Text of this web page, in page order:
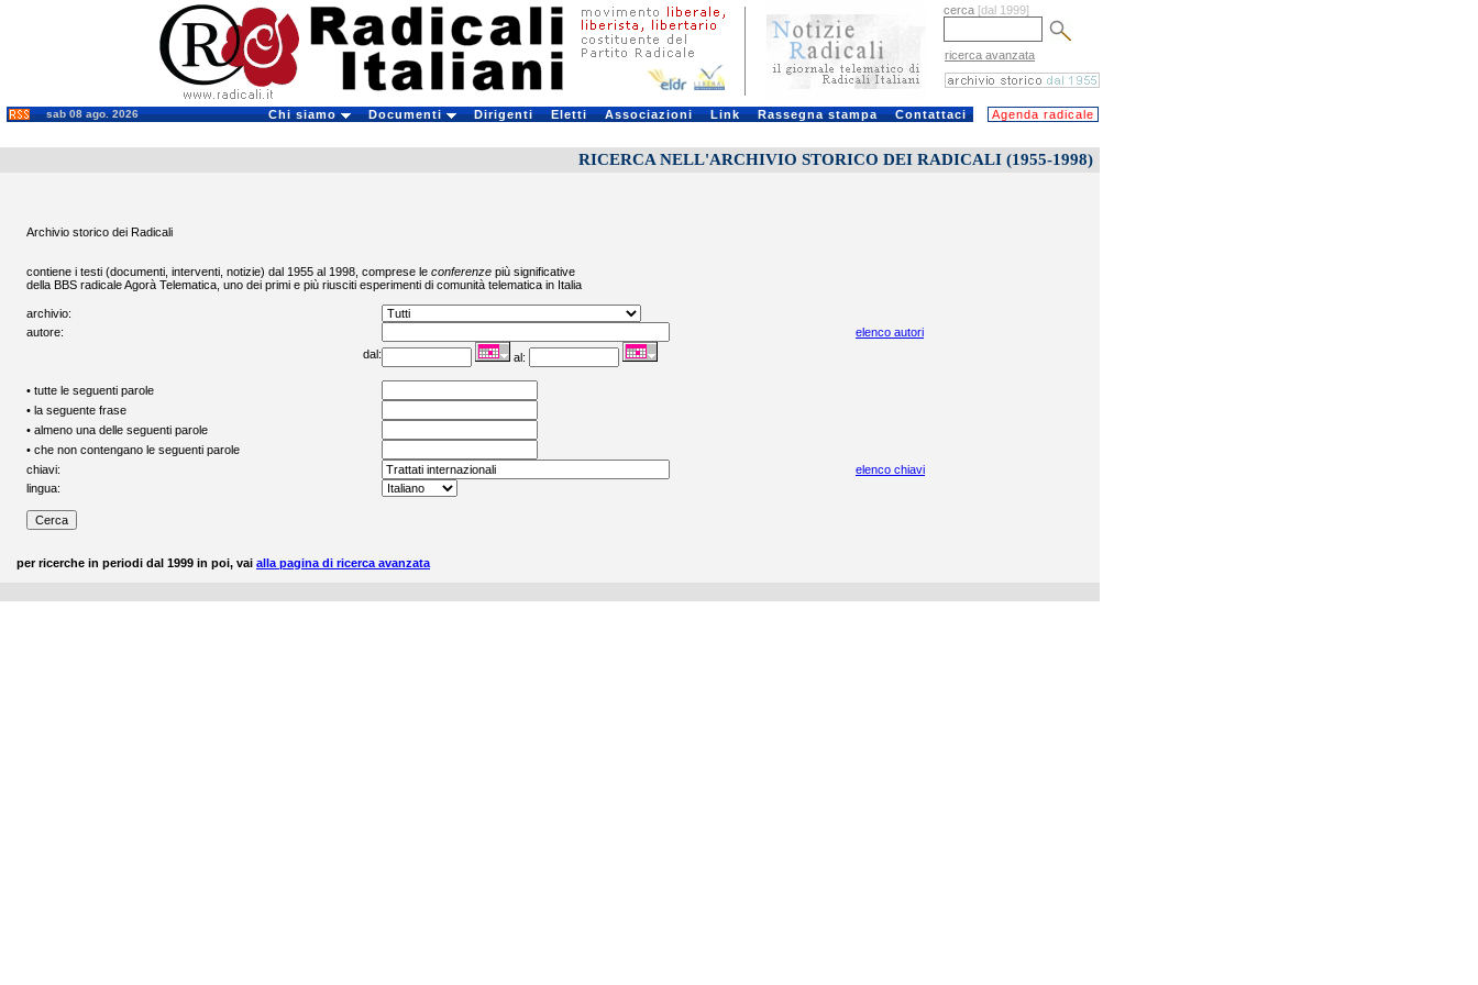
cerca [dal 1999]
ricerca avanzata
sab 08 ago. 2026 Chi siamo Documenti Dirigenti Eletti Associazioni Link Rassegna stampa Contattaci Agenda radicale
RICERCA NELL'ARCHIVIO STORICO DEI RADICALI (1955-1998)
Archivio storico dei Radicali
contiene i testi (documenti, interventi, notizie) dal 1955 al 1998, comprese le conferenze più significative
della BBS radicaleAgorà Telematica , uno dei primi e più riusciti esperimenti di comunità telematica in Italia
archivio:
autore:
elenco autori
dal:
al:
• tutte le seguenti parole
• la seguente frase
• almeno una delle seguenti parole
• che non contengano le seguenti parole
chiavi:
elenco chiavi
lingua:
per ricerche in periodi dal 1999 in poi, vai alla pagina di ricerca avanzata